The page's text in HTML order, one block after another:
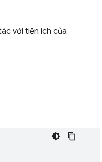
với tiện ích của